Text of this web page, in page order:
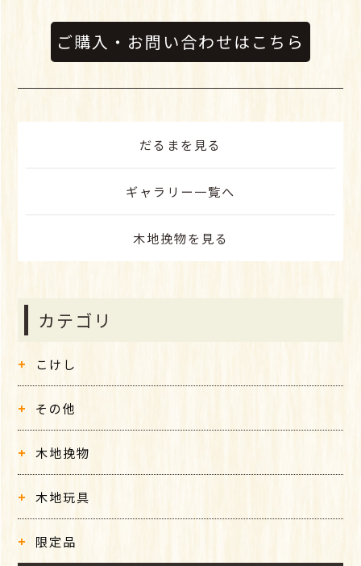
ご購入・お問い合わせはこちら
だるまを見る
ギャラリー一覧へ
木地挽物を見る
カテゴリ
こけし
その他
木地挽物
木地玩具
限定品